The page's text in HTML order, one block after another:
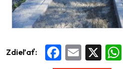
Zdieľať: Facebook
Email